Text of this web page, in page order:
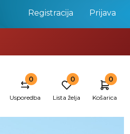
Registracija Prijava
0
Usporedba
0
Lista želja
0
Košarica